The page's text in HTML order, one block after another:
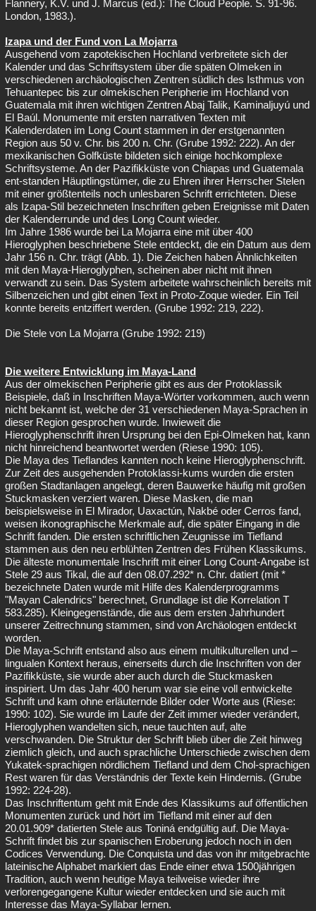
Flannery, K.V. und J. Marcus (ed.): The Cloud People. S. 91-96.
London, 1983.).
Izapa und der Fund von La Mojarra
Ausgehend vom zapotekischen Hochland verbreitete sich der
Kalender und das Schriftsystem über die späten Olmeken in
verschiedenen archäologischen Zentren südlich des Isthmus von
Tehuantepec bis zur olmekischen Peripherie im Hochland von
Guatemala mit ihren wichtigen Zentren Abaj Talik, Kaminaljuyú und
El Baúl. Monumente mit ersten narrativen Texten mit
Kalenderdaten im Long Count stammen in der erstgenannten
Region aus 50 v. Chr. bis 200 n. Chr. (Grube 1992: 222). An der
mexikanischen Golfküste bildeten sich einige hochkomplexe
Schriftsysteme. An der Pazifikküste von Chiapas und Guatemala
ent-standen Häuptlingstümer, die zu Ehren ihrer Herrscher Stelen
mit einer größtenteils noch unlesbaren Schrift errichteten. Diese
als Izapa-Stil bezeichneten Inschriften geben Ereignisse mit Daten
der Kalenderrunde und des Long Count wieder.
Im Jahre 1986 wurde bei La Mojarra eine mit über 400
Hieroglyphen beschriebene Stele entdeckt, die ein Datum aus dem
Jahr 156 n. Chr. trägt (Abb. 1). Die Zeichen haben Ähnlichkeiten
mit den Maya-Hieroglyphen, scheinen aber nicht mit ihnen
verwandt zu sein. Das System arbeitete wahrscheinlich bereits mit
Silbenzeichen und gibt einen Text in Proto-Zoque wieder. Ein Teil
konnte bereits entziffert werden. (Grube 1992: 219, 222).
Die Stele von La Mojarra (Grube 1992: 219)
Die weitere Entwicklung im Maya-Land
Aus der olmekischen Peripherie gibt es aus der Protoklassik
Beispiele, daß in Inschriften Maya-Wörter vorkommen, auch wenn
nicht bekannt ist, welche der 31 verschiedenen Maya-Sprachen in
dieser Region gesprochen wurde. Inwieweit die
Hieroglyphenschrift ihren Ursprung bei den Epi-Olmeken hat, kann
nicht hinreichend beantwortet werden (Riese 1990: 105).
Die Maya des Tieflandes kannten noch keine Hieroglyphenschrift.
Zur Zeit des ausgehenden Protoklassi-kums wurden die ersten
großen Stadtanlagen angelegt, deren Bauwerke häufig mit großen
Stuckmasken verziert waren. Diese Masken, die man
beispielsweise in El Mirador, Uaxactún, Nakbé oder Cerros fand,
weisen ikonographische Merkmale auf, die später Eingang in die
Schrift fanden. Die ersten schriftlichen Zeugnisse im Tiefland
stammen aus den neu erblühten Zentren des Frühen Klassikums.
Die älteste monumentale Inschrift mit einer Long Count-Angabe ist
Stele 29 aus Tikal, die auf den 08.07.292* n. Chr. datiert (mit *
bezeichnete Daten wurde mit Hilfe des Kalenderprogramms
"Mayan Calendrics" berechnet, Grundlage ist die Korrelation T
583.285). Kleingegenstände, die aus dem ersten Jahrhundert
unserer Zeitrechnung stammen, sind von Archäologen entdeckt
worden.
Die Maya-Schrift entstand also aus einem multikulturellen und –
lingualen Kontext heraus, einerseits durch die Inschriften von der
Pazifikküste, sie wurde aber auch durch die Stuckmasken
inspiriert. Um das Jahr 400 herum war sie eine voll entwickelte
Schrift und kam ohne erläuternde Bilder oder Worte aus (Riese:
1990: 102). Sie wurde im Laufe der Zeit immer wieder verändert,
Hieroglyphen wandelten sich, neue tauchten auf, alte
verschwanden. Die Struktur der Schrift blieb über die Zeit hinweg
ziemlich gleich, und auch sprachliche Unterschiede zwischen dem
Yukatek-sprachigen nördlichem Tiefland und dem Chol-sprachigen
Rest waren für das Verständnis der Texte kein Hindernis. (Grube
1992: 224-28).
Das Inschriftentum geht mit Ende des Klassikums auf öffentlichen
Monumenten zurück und hört im Tiefland mit einer auf den
20.01.909* datierten Stele aus Toniná endgültig auf. Die Maya-
Schrift findet bis zur spanischen Eroberung jedoch noch in den
Codices Verwendung. Die Conquista und das von ihr mitgebrachte
lateinische Alphabet markiert das Ende einer etwa 1500jährigen
Tradition, auch wenn heutige Maya teilweise wieder ihre
verlorengegangene Kultur wieder entdecken und sie auch mit
Interesse das Maya-Syllabar lernen.